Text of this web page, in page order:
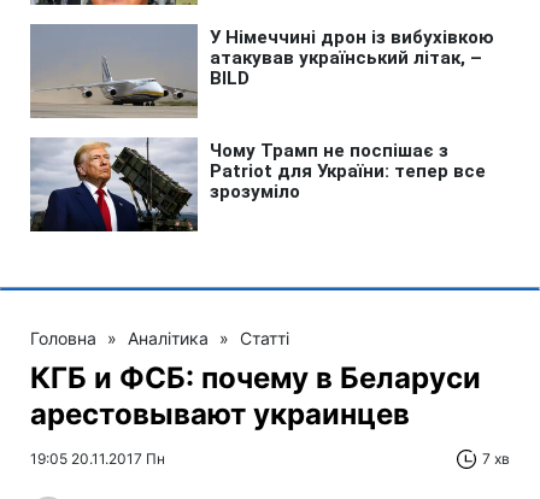
Головна » Аналітика » Статті
КГБ и ФСБ: почему в Беларуси
арестовывают украинцев
19:05 20.11.2017 Пн 7 хв